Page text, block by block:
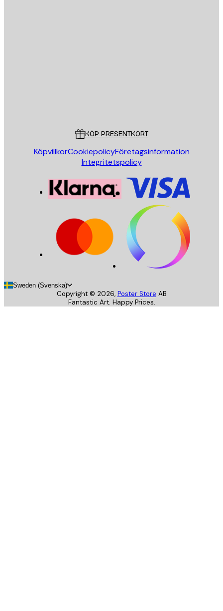
KÖP PRESENTKORT
KöpvillkorCookiepolicyFöretagsinformation
Integritetspolicy
Sweden (Svenska)
Copyright © 2026, Poster Store AB
Fantastic Art. Happy Prices.